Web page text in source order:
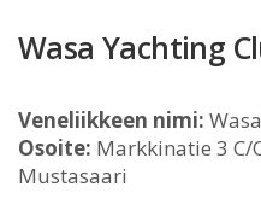
Wasa Yachting
Veneliikkeen nimi:
Osoite: Markkinatie 3 C/
Mustasaari